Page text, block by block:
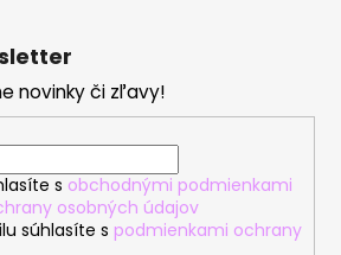
novinky či zľavy!
s obchodnými podmienkami
osobných údajov
súhlasíte s podmienkami ochrany